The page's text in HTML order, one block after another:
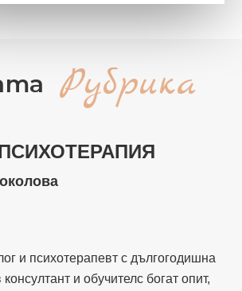
Рубрика
и психотерапевт с дългогодишна
консултант и обучителс богат опит,